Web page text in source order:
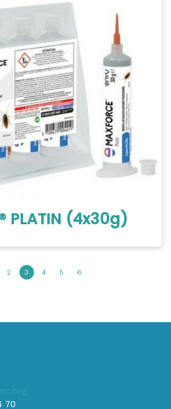
PLATIN (4x30g)
2 3 4 5 6
70